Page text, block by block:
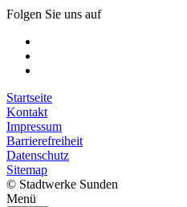
Folgen Sie uns auf
Startseite
Kontakt
Impressum
Barrierefreiheit
Datenschutz
Sitemap
© Stadtwerke Sunden
Menü